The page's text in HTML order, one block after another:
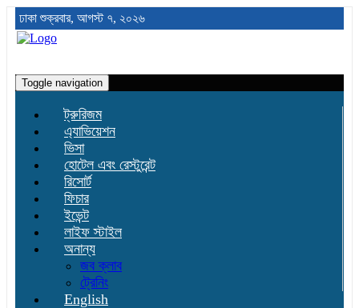
ঢাকাশুক্রবার, আগস্ট ৭, ২০২৬
Toggle navigation
ট্রুরিজম
এ্যাভিয়েশন
ভিসা
হোটেল এবং রেস্টুরেন্ট
রিসোর্ট
ফিচার
ইভেন্ট
লাইফ স্টাইল
অনান্য
জব ক্লাব
ট্রেনিং
English